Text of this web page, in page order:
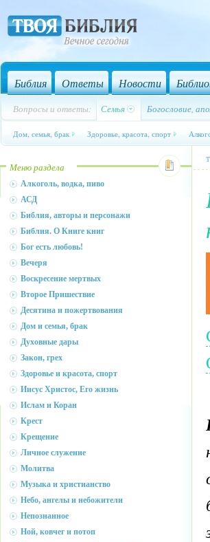
Библия Ответы Новости
Вопросы и ответы: Семья Богословие,
Дом, семья, брак Здоровье, красота, спорт
Меню раздела
Алкоголь, водка, пиво
АСД
Библия, авторы и персонажи
Библия. О Книге книг
Бог есть любовь!
Вечеря
Воскресение мертвых
Второе Пришествие
Десятина и пожертвования
Дом и семья, брак
Духовные дары
Закон, грех
Здоровье и красота, спорт
Иисус Христос, Его жизнь
Ислам и Коран
Крест
Крещение
Личное служение
Молитва
Музыка и христианство
Небо, ангелы и небожители
Непознанное
Ной, ковчег и потоп